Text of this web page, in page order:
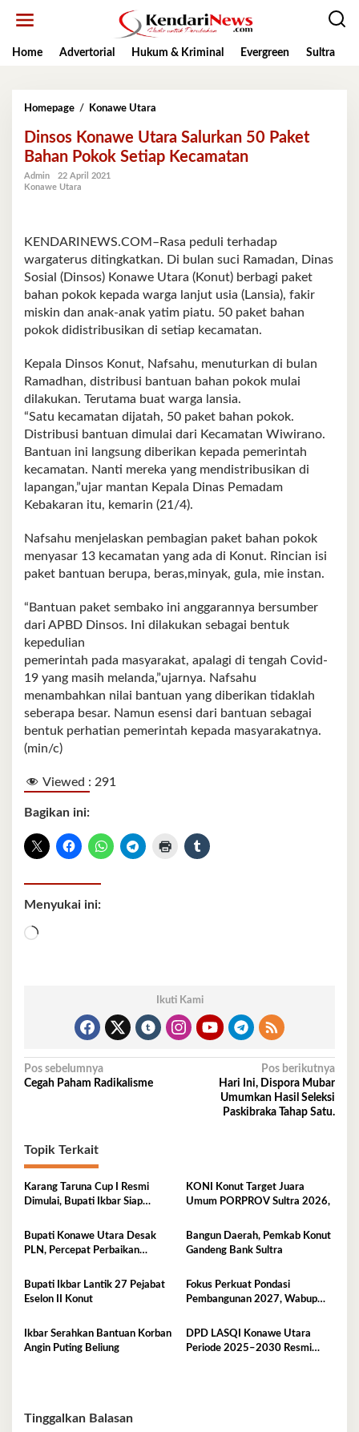
Home
Advertorial Hukum & Kriminal Evergreen Sultra
Homepage / Konawe Utara
Utara
Salurkan
50
Kecamatan
Dinsos Konawe Utara Salurkan 50 Paket
Bahan Pokok Setiap Kecamatan
Admin
22 April 2021
Konawe Utara
KENDARINEWS.COM–Rasa peduli terhadap
wargaterus ditingkatkan. Di bulan suci Ramadan, Dinas
Sosial (Dinsos) Konawe Utara (Konut) berbagi paket
bahan pokok kepada warga lanjut usia (Lansia), fakir
miskin dan anak-anak yatim piatu. 50 paket bahan
pokok didistribusikan di setiap kecamatan.
Kepala Dinsos Konut, Nafsahu, menuturkan di bulan
Ramadhan, distribusi bantuan bahan pokok mulai
dilakukan. Terutama buat warga lansia.
“Satu kecamatan dijatah, 50 paket bahan pokok.
Distribusi bantuan dimulai dari Kecamatan Wiwirano.
Bantuan ini langsung diberikan kepada pemerintah
kecamatan. Nanti mereka yang mendistribusikan di
lapangan,”ujar mantan Kepala Dinas Pemadam
Kebakaran itu, kemarin (21/4).
Nafsahu menjelaskan pembagian paket bahan pokok
menyasar 13 kecamatan yang ada di Konut. Rincian isi
paket bantuan berupa, beras,minyak, gula, mie instan.
“Bantuan paket sembako ini anggarannya bersumber
dari APBD Dinsos. Ini dilakukan sebagai bentuk
kepedulian
pemerintah pada masyarakat, apalagi di tengah Covid-
19 yang masih melanda,”ujarnya. Nafsahu
menambahkan nilai bantuan yang diberikan tidaklah
seberapa besar. Namun esensi dari bantuan sebagai
bentuk perhatian pemerintah kepada masyarakatnya.
(min/c)
Viewed : 291
Bagikan ini:
Menyukai ini:
Memuat...
Ikuti Kami
Navigasi
pos
Pos sebelumnya
Cegah Paham Radikalisme
Pos berikutnya
Hari Ini, Dispora Mubar
Umumkan Hasil Seleksi
Paskibraka Tahap Satu.
Topik Terkait
Karang Taruna Cup I Resmi
Dimulai, Bupati Ikbar Siap
Porprov
KONI Konut Target Juara
Umum PORPROV Sultra 2026,
Bupati Konawe Utara Desak
PLN, Percepat Perbaikan
Bangun Daerah, Pemkab Konut
Gandeng Bank Sultra
Bupati Ikbar Lantik 27 Pejabat
Eselon II Konut
Fokus Perkuat Pondasi
Pembangunan 2027, Wabup
Anggaran
Ikbar Serahkan Bantuan Korban
Angin Puting Beliung
DPD LASQI Konawe Utara
Periode 2025–2030 Resmi
Tinggalkan Balasan